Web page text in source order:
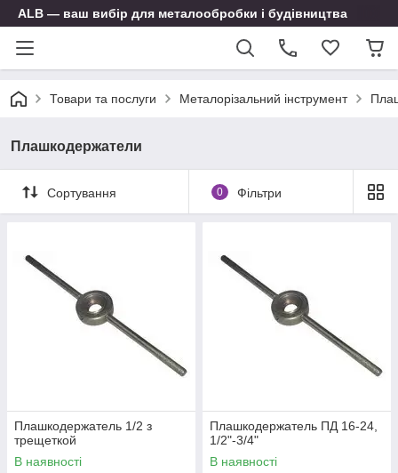
ALB — ваш вибір для металообробки і будівництва
Товари та послуги Металорізальний інструмент
Плашкодержатели
Сортування 0 Фільтри
Плашкодержатель 1/2 з
трещеткой
В наявності
Плашкодержатель ПД 16-24,
1/2"-3/4"
В наявності